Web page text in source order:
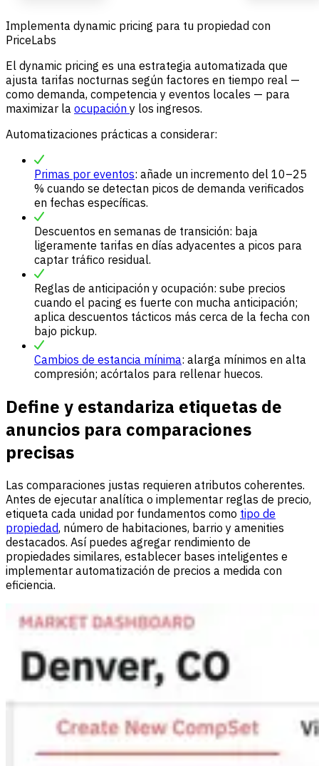
Implementa dynamic pricing para tu propiedad con
PriceLabs
El dynamic pricing es una estrategia automatizada que
ajusta tarifas nocturnas según factores en tiempo real —
como demanda, competencia y eventos locales — para
maximizar la ocupación y los ingresos.
Automatizaciones prácticas a considerar:
Primas por eventos: añade un incremento del 10–25
% cuando se detectan picos de demanda verificados
en fechas específicas.
Descuentos en semanas de transición: baja
ligeramente tarifas en días adyacentes a picos para
captar tráfico residual.
Reglas de anticipación y ocupación: sube precios
cuando el pacing es fuerte con mucha anticipación;
aplica descuentos tácticos más cerca de la fecha con
bajo pickup.
Cambios de estancia mínima: alarga mínimos en alta
compresión; acórtalos para rellenar huecos.
Define y estandariza etiquetas de
anuncios para comparaciones
precisas
Las comparaciones justas requieren atributos coherentes.
Antes de ejecutar analítica o implementar reglas de precio,
etiqueta cada unidad por fundamentos como tipo de
propiedad, número de habitaciones, barrio y amenities
destacados. Así puedes agregar rendimiento de
propiedades similares, establecer bases inteligentes e
implementar automatización de precios a medida con
eficiencia.